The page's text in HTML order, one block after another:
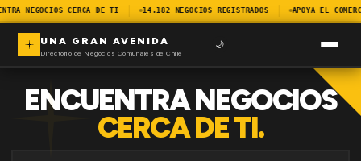
NEGOCIOS CERCA DE TI 14.182 NEGOCIOS REGISTRADOS APOYA EL
UNA GRAN AVENIDA
Directorio de Negocios Comunales de Chile
🌙
ENCUENTRA NEGOCIOS
CERCA DE TI.